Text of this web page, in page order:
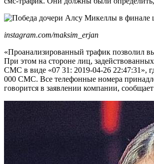
instagram.com/maksim_erjan
«Проанализированный трафик позволил
При этом на стороне лиц,
СМС в виде «07 31: 2019-04-26 22:47:31»,
000 СМС. Все телефонные номера
говорится в заявлении компании,